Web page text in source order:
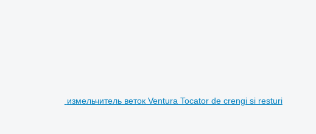
измельчитель веток Ventura Tocator de crengi si resturi